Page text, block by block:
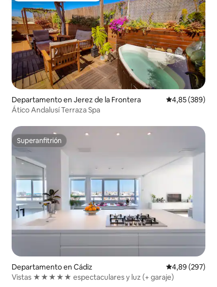
Departamento en Jerez de la Frontera Calificación
4,85 (389)
Ático Andalusí Terraza Spa
Superanfitrión
Superanfitrión
Departamento en Cádiz Calificación
4,89 (297)
Vistas ★★★★★ espectaculares y luz (+ garaje)